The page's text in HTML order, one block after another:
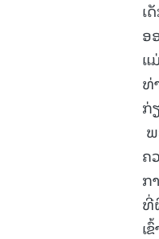
ເ
ອ
ແ
ທ່
ກ່
ຄ
ກ
ທີ່
ເ